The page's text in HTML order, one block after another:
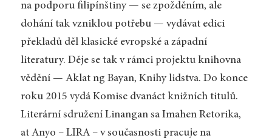
na podporu filipínštiny — se zpožděním, ale
dohání tak vzniklou potřebu — vydávat edici
překladů děl klasické evropské a západní
literatury. Děje se tak v rámci projektu knihovna
vědění — Aklat ng Bayan, Knihy lidstva. Do konce
roku 2015 vydá Komise dvanáct knižních titulů.
Literární sdružení Linangan sa Imahen Retorika,
at Anyo – LIRA – v současnosti pracuje na